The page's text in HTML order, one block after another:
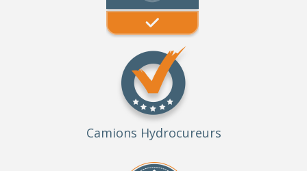
Camions Hydrocureurs